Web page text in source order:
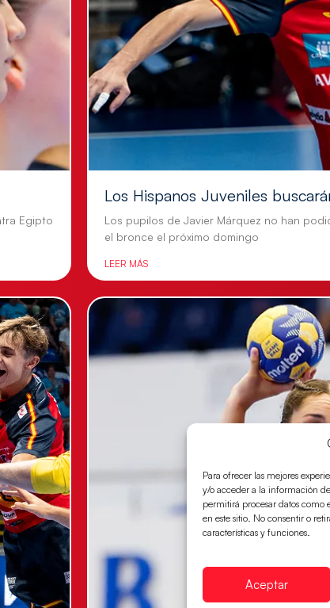
Para ofrecer las mejores
y/o acceder a la información
permitirá procesar datos
en este sitio. No consentir o
características y funciones.
Aceptar
Egipto
Los Hispanos Juveniles
Los pupilos de Javier Márquez no han
el bronce el próximo domingo
LEER MÁS